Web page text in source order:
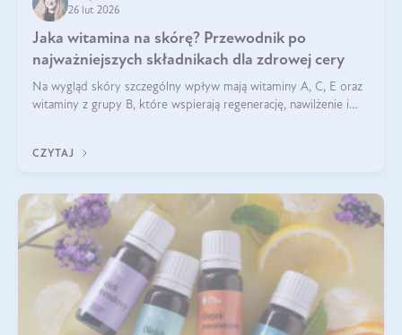
26 lut 2026
Jaka witamina na skórę? Przewodnik po
najważniejszych składnikach dla zdrowej cery
Na wygląd skóry szczególny wpływ mają witaminy A, C, E oraz
witaminy z grupy B, które wspierają regenerację, nawilżenie i
CZYTAJ